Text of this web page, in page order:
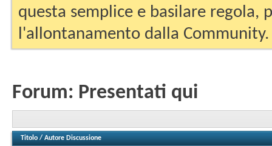
questa semplice e basilare regola,
l'allontanamento dalla Community.
Forum: Presentati qui
Titolo / Autore Discussione